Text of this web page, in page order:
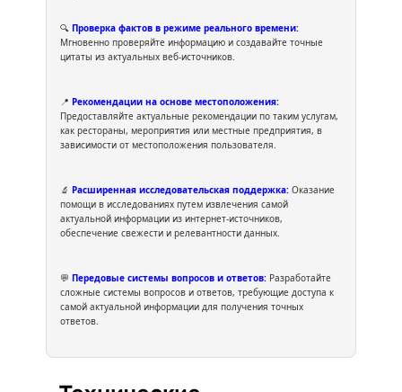
🔍 Проверка фактов в режиме реального времени:
Мгновенно проверяйте информацию и создавайте точные
цитаты из актуальных веб-источников.
📍 Рекомендации на основе местоположения:
Предоставляйте актуальные рекомендации по таким услугам,
как рестораны, мероприятия или местные предприятия, в
зависимости от местоположения пользователя.
🔬 Расширенная исследовательская поддержка: Оказание
помощи в исследованиях путем извлечения самой
актуальной информации из интернет-источников,
обеспечение свежести и релевантности данных.
💬 Передовые системы вопросов и ответов: Разработайте
сложные системы вопросов и ответов, требующие доступа к
самой актуальной информации для получения точных
ответов.